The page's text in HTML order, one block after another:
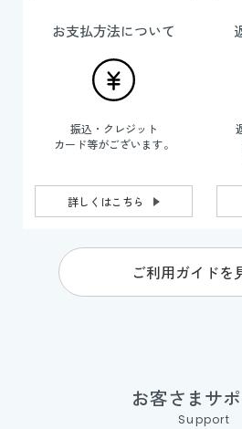
お支払方法について
振込・クレジット
カード等がございます。
詳しくはこちら
ご利用ガイドを
お客さまサ
Support